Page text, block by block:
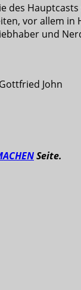
des
vor allem in
und
John
Seite.